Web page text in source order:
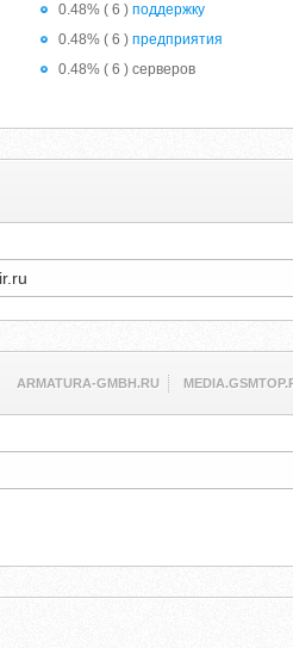
0.48% ( 6 ) поддержку
0.48% ( 6 ) предприятия
0.48% ( 6 ) серверов
ARMATURA-GMBH.RU